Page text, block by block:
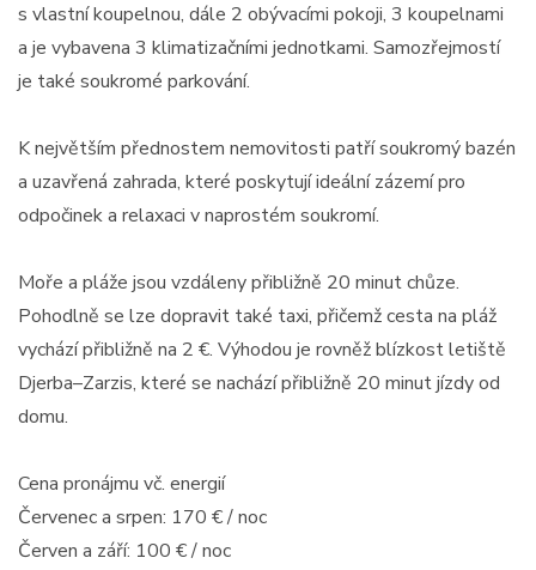
s vlastní koupelnou, dále 2 obývacími pokoji, 3 koupelnami
a je vybavena 3 klimatizačními jednotkami. Samozřejmostí
je také soukromé parkování.
K největším přednostem nemovitosti patří soukromý bazén
a uzavřená zahrada, které poskytují ideální zázemí pro
odpočinek a relaxaci v naprostém soukromí.
Moře a pláže jsou vzdáleny přibližně 20 minut chůze.
Pohodlně se lze dopravit také taxi, přičemž cesta na pláž
vychází přibližně na 2 €. Výhodou je rovněž blízkost letiště
Djerba–Zarzis, které se nachází přibližně 20 minut jízdy od
domu.
Cena pronájmu vč. energií
Červenec a srpen: 170 € / noc
Červen a září: 100 € / noc